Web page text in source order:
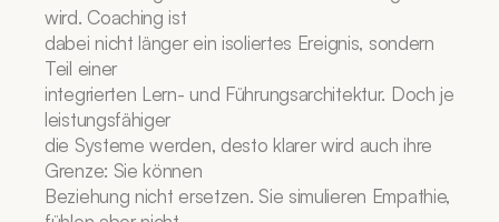
wird. Coaching ist
dabei nicht länger ein isoliertes Ereignis, sondern
Teil einer
integrierten Lern- und Führungsarchitektur. Doch je
leistungsfähiger
die Systeme werden, desto klarer wird auch ihre
Grenze: Sie können
Beziehung nicht ersetzen. Sie simulieren Empathie,